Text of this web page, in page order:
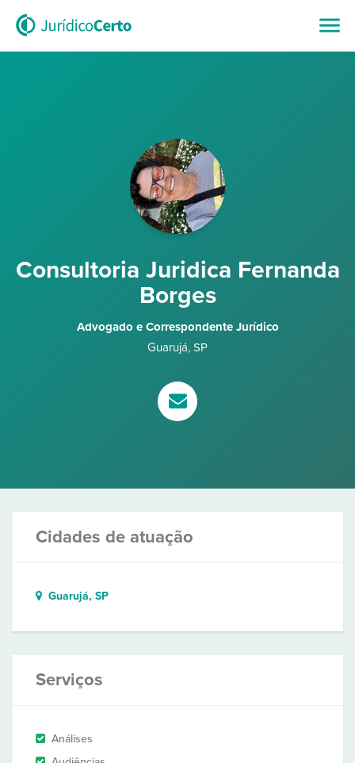
Consultoria Juridica Fernanda
Borges
Advogado e Correspondente Jurídico
Guarujá, SP
Cidades de atuação
Guarujá, SP
Serviços
Análises